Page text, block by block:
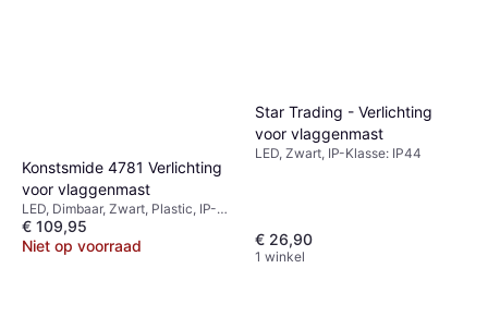
Konstsmide 4781 Verlichting
voor vlaggenmast
LED, Dimbaar, Zwart, Plastic, IP-
Klasse: IP44
€ 109,95
Niet op voorraad
Star Trading - Verlichting
voor vlaggenmast
LED, Zwart, IP-Klasse: IP44
€ 26,90
1 winkel